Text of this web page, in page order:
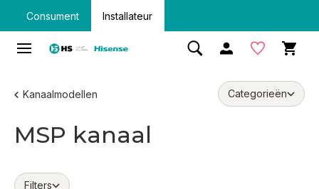
Consument Installateur
Kanaalmodellen Categorieën
MSP kanaal
Filters